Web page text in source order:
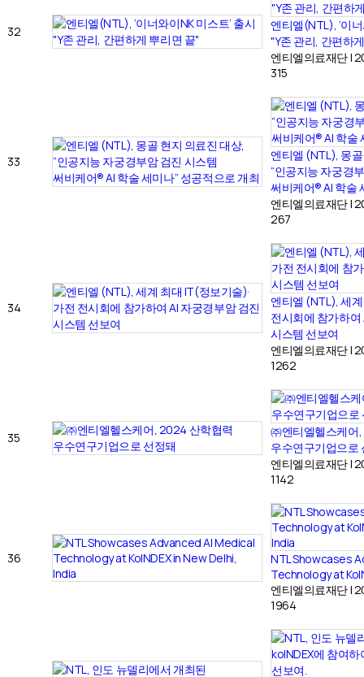
32
엔티엘(NTL), ‘이
"Y존 관리, 간편하
엔티엘의료재단|
315
33
엔티엘 (NTL), 몽
“인공지능 자궁경
써비케어® AI 학술
엔티엘의료재단|
267
34
엔티엘 (NTL), 세
전시회에 참가하
시스템 선보여
엔티엘의료재단|
1262
35
㈜엔티엘헬스케어
우수연구기업으로
엔티엘의료재단|
1142
36
NTL Showcases
Technology at
엔티엘의료재단|
1964